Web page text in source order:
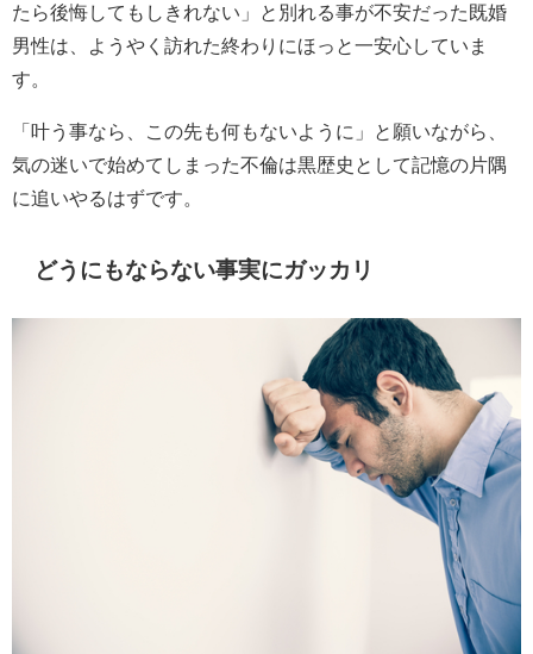
たら後悔してもしきれない」と別れる事が不安だった既婚
男性は、ようやく訪れた終わりにほっと一安心していま
す。
「叶う事なら、この先も何もないように」と願いながら、
気の迷いで始めてしまった不倫は黒歴史として記憶の片隅
に追いやるはずです。
どうにもならない事実にガッカリ